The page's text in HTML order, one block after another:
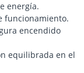
energía.
funcionamiento.
encendido
equilibrada en el